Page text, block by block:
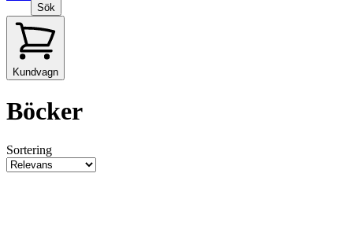
Sök
Kundvagn
Böcker
Sortering